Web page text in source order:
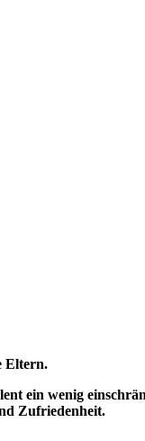
Eltern.
ein wenig
Zufriedenheit.